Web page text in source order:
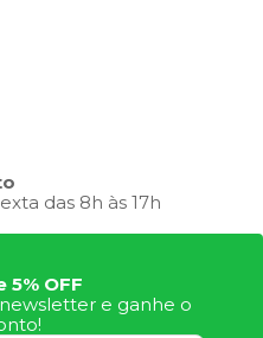
das 8h às 17h
OFF
e ganhe o